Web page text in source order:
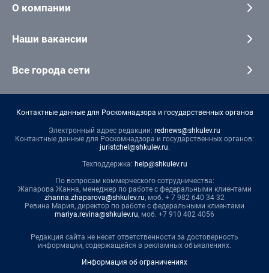
О компании
Наши вакансии
Все города сети
Контактные данные для Роскомнадзора и государственных органов
Электронный адрес редакции: rednews@shkulev.ru
Контактные данные для Роскомнадзора и государственных органов:
juristchel@shkulev.ru.
Техподдержка: help@shkulev.ru
По вопросам коммерческого сотрудничества:
Жапарова Жанна, менеджер по работе с федеральными клиентами
zhanna.zhaparova@shkulev.ru, моб. + 7 982 640 34 32
Ревина Мария, директор по работе с федеральными клиентами
mariya.revina@shkulev.ru, моб. +7 910 402 4056
Редакция сайта не несет ответственности за достоверность
информации, содержащейся в рекламных объявлениях.
Информация об ограничениях